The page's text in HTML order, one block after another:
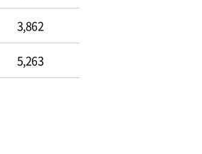
3,862
5,263